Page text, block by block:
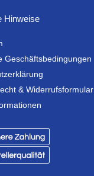
Hinweise
Geschäftsbedingungen
& Widerrufsformular